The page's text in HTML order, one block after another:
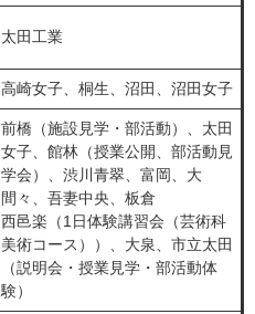
太田工業
高崎女子、桐生、沼田、沼田女子
前橋（施設見学・部活動）、太田
女子、館林（授業公開、部活動見
学会）、渋川青翠、富岡、大
間々、吾妻中央、板倉
西邑楽（1日体験講習会（芸術科
美術コース））、大泉、市立太田
（説明会・授業見学・部活動体
験）